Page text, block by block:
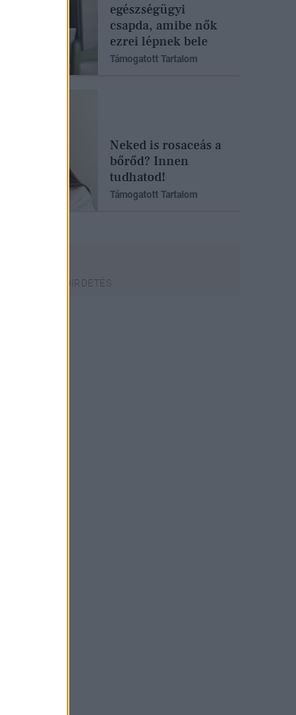
egészségügyi
csapda, amibe nők
ezrei lépnek bele
Támogatott Tartalom
Neked is rosaceás a
bőrőd? Innen
tudhatod!
Támogatott Tartalom